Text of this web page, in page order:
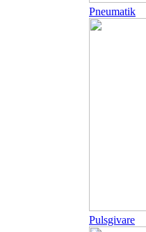
Pneumatik
Pulsgivare